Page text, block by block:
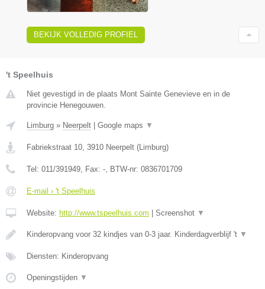
BEKIJK VOLLEDIG PROFIEL
't Speelhuis
Niet gevestigd in de plaats Mont Sainte Genevieve en in de
provincie Henegouwen.
Limburg » Neerpelt Google maps ▼
Fabriekstraat 10, 3910 Neerpelt (Limburg)
Tel: 011/391949, Fax: -, BTW-nr: 0836701709
E-mail › 't Speelhuis
Website: http://www.tspeelhuis.com Screenshot ▼
Kinderopvang voor 32 kindjes van 0-3 jaar. Kinderdagverblijf 't ▼
Diensten: Kinderopvang
Openingstijden ▼